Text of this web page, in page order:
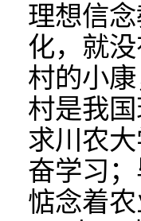
理想信
化，就
村的小
村是我
求川农
奋学习
惦念着